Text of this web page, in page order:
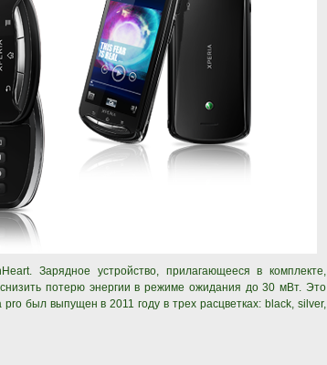
Зарядное устройство, прилагающееся в комплекте,
потерю энергии в режиме ожидания до 30 мВт. Это
был выпущен в 2011 году в трех расцветках: black, silver,